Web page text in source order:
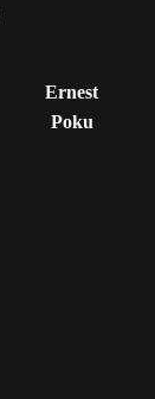
Ernest
Poku